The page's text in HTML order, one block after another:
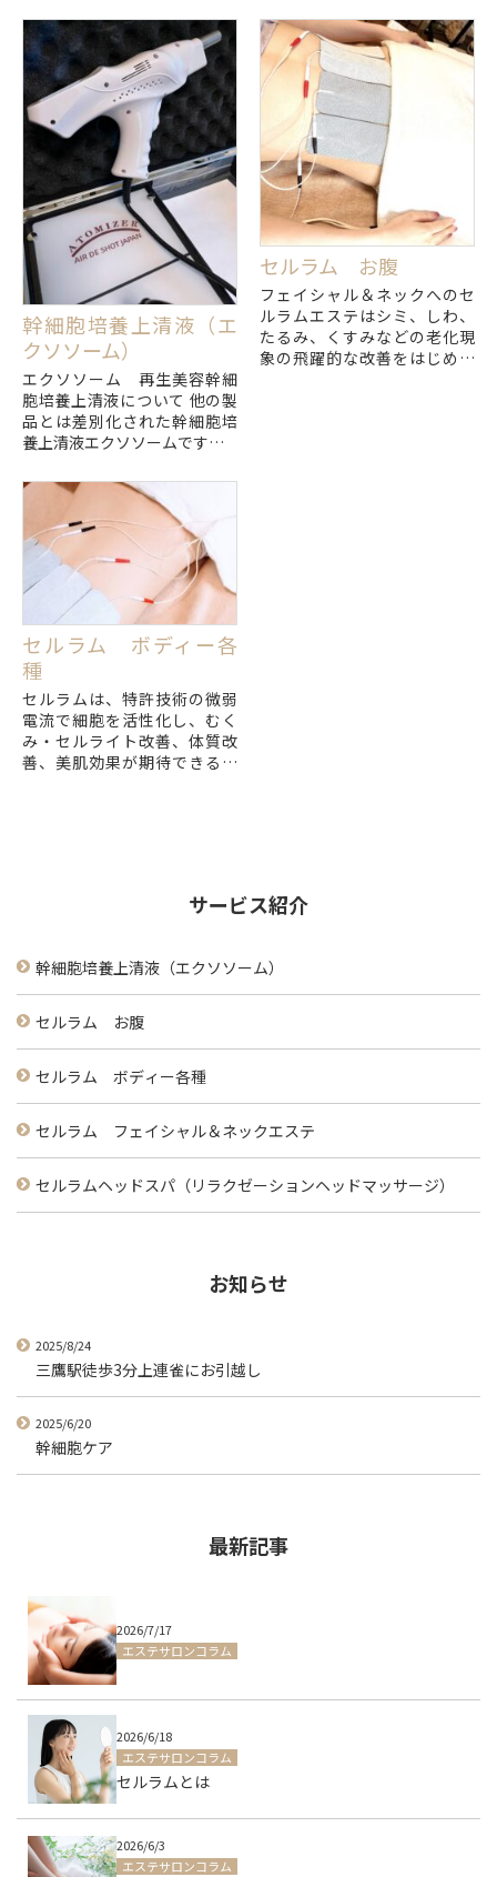
幹細胞培養上清液（エ
クソソーム）
エクソソーム 再生美容幹細
胞培養上清液について 他の製
品とは差別化された幹細胞培
養上清液エクソソームです。
🔸安全基準を満たしている
🔸エクソソームの含有数が保
障されている
🔸世界初の...
セルラム お腹
フェイシャル＆ネックへのセ
ルラムエステはシミ、しわ、
たるみ、くすみなどの老化現
象の飛躍的な改善をはじめ、
セルラム ボディー各
種
セルラムは、特許技術の微弱
電流で細胞を活性化し、むく
み・セルライト改善、体質改
善、美肌効果が期待できるボ
サービス紹介
幹細胞培養上清液（エクソソーム）
セルラム お腹
セルラム ボディー各種
セルラム フェイシャル＆ネックエステ
セルラムヘッドスパ（リラクゼーションヘッドマッサージ）
お知らせ
2025/8/24
三鷹駅徒歩3分上連雀にお引越し
2025/6/20
幹細胞ケア
最新記事
2026/7/17
エステサロンコラム
2026/6/18
エステサロンコラム
セルラムとは
2026/6/3
エステサロンコラム